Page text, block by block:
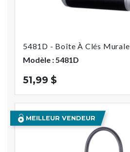
5481D - Boîte À Clés Murale
Modèle : 5481D
51,99 $
MEILLEUR VENDEUR